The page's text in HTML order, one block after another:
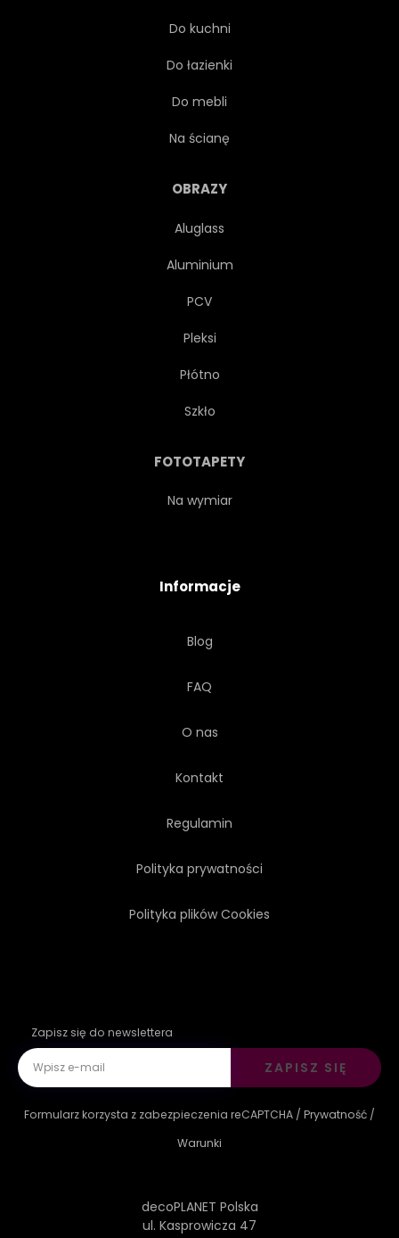
BIAŁY
KAPSZTAD
OPOKA
Do kuchni
Do łazienki
Do mebli
Na ścianę
OBRAZY
Aluglass
Aluminium
PCV
Pleksi
Płótno
Szkło
FOTOTAPETY
Na wymiar
Informacje
Blog
FAQ
O nas
Kontakt
Regulamin
Polityka prywatności
Polityka plików Cookies
Zapisz się do newslettera
ZAPISZ SIĘ
Formularz korzysta z zabezpieczenia reCAPTCHA / Prywatność /
Warunki
decoPLANET Polska
ul. Kasprowicza 47